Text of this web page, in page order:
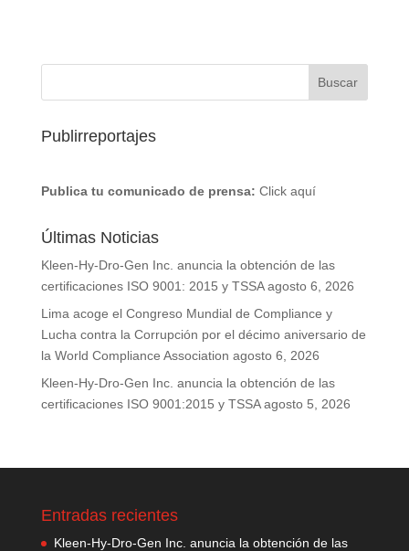
Publirreportajes
Publica tu comunicado de prensa: Click aquí
Últimas Noticias
Kleen-Hy-Dro-Gen Inc. anuncia la obtención de las
certificaciones ISO 9001: 2015 y TSSA agosto 6, 2026
Lima acoge el Congreso Mundial de Compliance y
Lucha contra la Corrupción por el décimo aniversario de
la World Compliance Association agosto 6, 2026
Kleen-Hy-Dro-Gen Inc. anuncia la obtención de las
certificaciones ISO 9001:2015 y TSSA agosto 5, 2026
Entradas recientes
Kleen-Hy-Dro-Gen Inc. anuncia la obtención de las